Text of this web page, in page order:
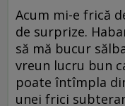
Acum mi-e frică
de surprize.
să mă bucur
vreun lucru bun
poate întîmpla
unei frici